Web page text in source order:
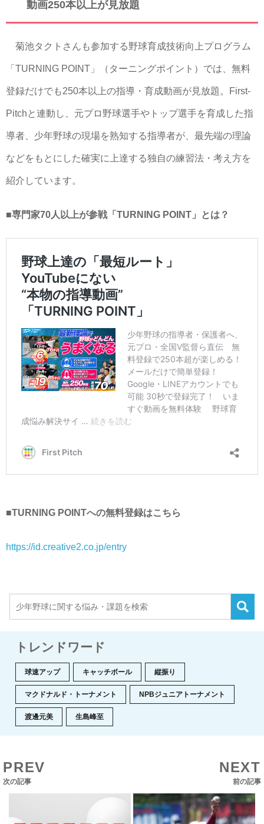
動画250本以上が見放題
菊池タクトさんも参加する野球育成技術向上プログラム
「TURNING POINT」（ターニングポイント）では、無料
登録だけでも250本以上の指導・育成動画が見放題。First-
Pitchと連動し、元プロ野球選手やトップ選手を育成した指
導者、少年野球の現場を熟知する指導者が、最先端の理論
などをもとにした確実に上達する独自の練習法・考え方を
紹介しています。
■専門家70人以上が参戦「TURNING POINT」とは？
■TURNING POINTへの無料登録はこちら
https://id.creative2.co.jp/entry
トレンドワード
球速アップ キャッチボール 縦振り
マクドナルド・トーナメント NPBジュニアトーナメント
渡邊元美 生島峰至
PREV
次の記事
NEXT
前の記事